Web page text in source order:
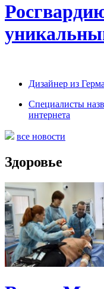
Дизайнер из
Специалисты
интернета
все новости
Здоровье